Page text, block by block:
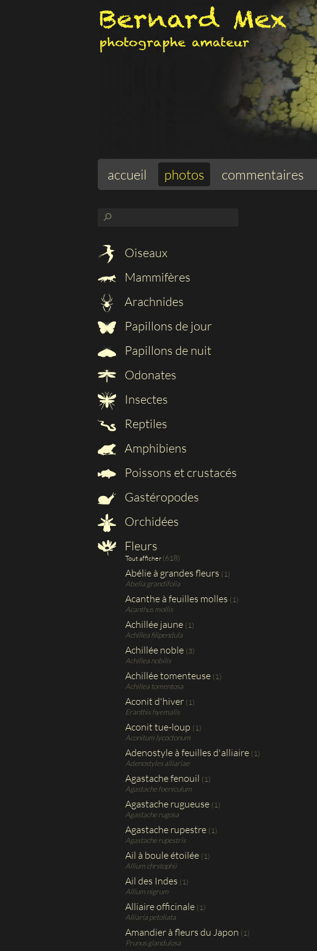
accueil photos commentaires
⚲
Oiseaux
Mammifères
Arachnides
Papillons de jour
Papillons de nuit
Odonates
Insectes
Reptiles
Amphibiens
Poissons et crustacés
Gastéropodes
Orchidées
Fleurs
Tout afficher (618)
Abélie à grandes fleurs (1)
Abelia grandifolia
Acanthe à feuilles molles (1)
Acanthus mollis
Achillée jaune (1)
Achillea filipendula
Achillée noble (3)
Achillea nobilis
Achillée tomenteuse (1)
Achillea tomentosa
Aconit d'hiver (1)
Eranthis hyemalis
Aconit tue-loup (1)
Aconitum lycoctonum
Adenostyle à feuilles d'alliaire (1)
Adenostyles alliariae
Agastache fenouil (1)
Agastache foeniculum
Agastache rugueuse (1)
Agastache rugosa
Agastache rupestre (1)
Agastache rupestris
Ail à boule étoilée (1)
Allium chrstophii
Ail des Indes (1)
Allium nigrum
Alliaire officinale (1)
Alliaria petoliata
Amandier à fleurs du Japon (1)
Prunus glandulosa